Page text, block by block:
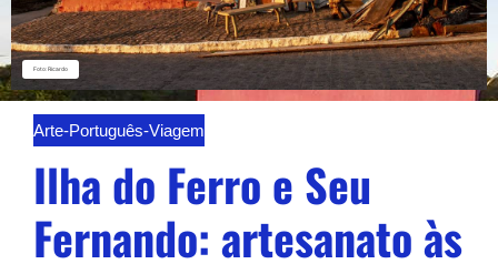
Foto: Ricardo
Arte-Português-Viagem
Ilha do Ferro e Seu
Fernando: artesanato às